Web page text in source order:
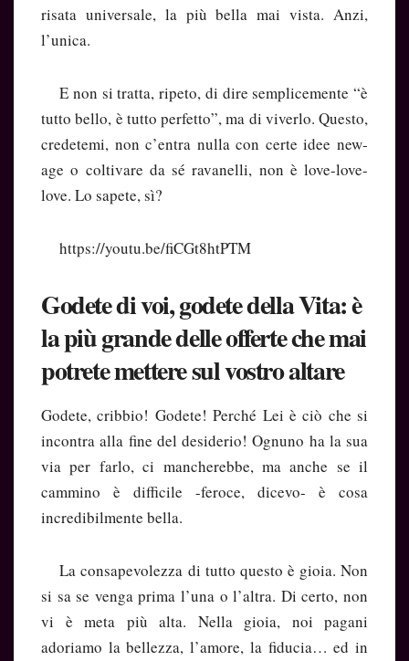
risata universale, la più bella mai vista. Anzi,
l’unica.
E non si tratta, ripeto, di dire semplicemente “è
tutto bello, è tutto perfetto”, ma di viverlo. Questo,
credetemi, non c’entra nulla con certe idee new-
age o coltivare da sé ravanelli, non è love-love-
love. Lo sapete, sì?
https://youtu.be/fiCGt8htPTM
Godete di voi, godete della Vita: è
la più grande delle offerte che mai
potrete mettere sul vostro altare
Godete, cribbio! Godete! Perché Lei è ciò che si
incontra alla fine del desiderio! Ognuno ha la sua
via per farlo, ci mancherebbe, ma anche se il
cammino è difficile -feroce, dicevo- è cosa
incredibilmente bella.
La consapevolezza di tutto questo è gioia. Non
si sa se venga prima l’una o l’altra. Di certo, non
vi è meta più alta. Nella gioia, noi pagani
adoriamo la bellezza, l’amore, la fiducia… ed in